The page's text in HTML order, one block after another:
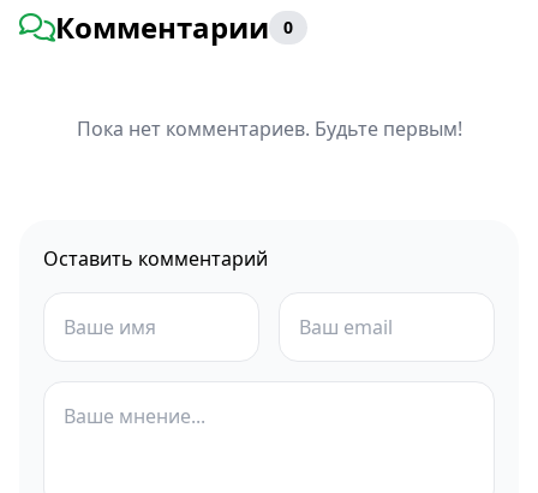
Комментарии 0
Пока нет комментариев. Будьте первым!
Оставить комментарий